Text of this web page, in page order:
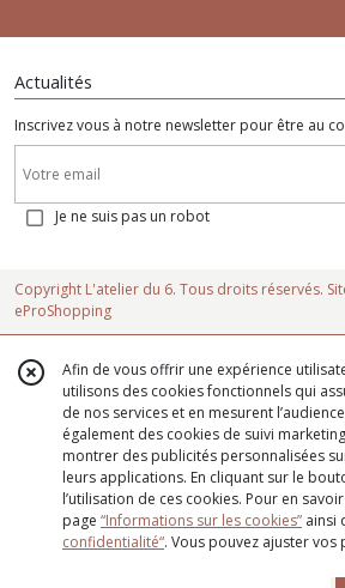
Actualités
Inscrivez vous à notre newsletter pour être au
Je ne suis pas un robot
Copyright L'atelier du 6. Tous droits réservés.
eProShopping
Afin de vous offrir une expérience
utilisons des cookies fonctionnels qui
de nos services et en mesurent
également des cookies de suivi
montrer des publicités personnalisées
leurs applications. En cliquant sur le
l’utilisation de ces cookies. Pour en
page “Informations sur les cookies” ainsi
confidentialité“. Vous pouvez ajuster vos